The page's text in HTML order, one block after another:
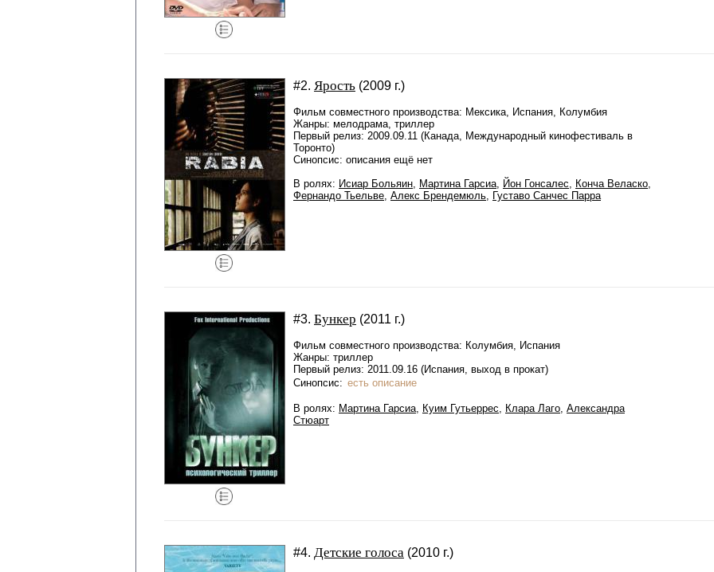
#2. Ярость (2009 г.)
Фильм совместного производства: Мексика, Испания, Колумбия
Жанры: мелодрама, триллер
Первый релиз: 2009.09.11 (Канада, Международный кинофестиваль в
Торонто)
Синопсис: описания ещё нет
В ролях: Исиар Больяин, Мартина Гарсиа, Йон Гонсалес, Конча Веласко,
Фернандо Тьельве, Алекс Брендемюль, Густаво Санчес Парра
#3. Бункер (2011 г.)
Фильм совместного производства: Колумбия, Испания
Жанры: триллер
Первый релиз: 2011.09.16 (Испания, выход в прокат)
Синопсис: есть описание
В ролях: Мартина Гарсиа, Куим Гутьеррес, Клара Лаго, Александра
Стюарт
#4. Детские голоса (2010 г.)